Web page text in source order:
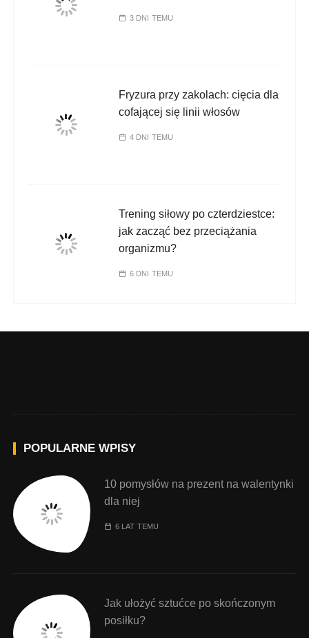
3 DNI TEMU
Fryzura przy zakolach: cięcia dla
cofającej się linii włosów
4 DNI TEMU
Trening siłowy po czterdziestce:
jak zacząć bez przeciążania
organizmu?
6 DNI TEMU
POPULARNE WPISY
10 pomysłów na prezent na walentynki
dla niej
6 LAT TEMU
Jak ułożyć sztućce po skończonym
posiłku?